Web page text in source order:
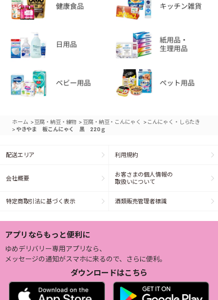
ホーム >豆腐・納豆・練物 > 豆腐・納豆・こんにゃく > こんにゃく・しらたき
>やきやま 板こんにゃく 黒 220ｇ
配送エリア 利用規約
会社概要
お客さまの個人情報の
取扱いについて
特定商取引法に基づく表示 酒類販売管理者標識
アプリならもっと便利に
ゆめデリバリー専用アプリなら、
メッセージの通知がスマホに来るので、さらに便利。
ダウンロードはこちら